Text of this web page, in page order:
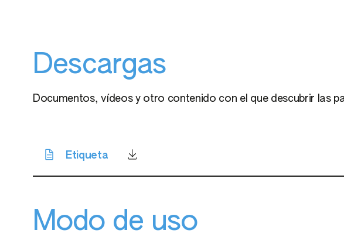
Descargas
Documentos, vídeos y otro contenido con el que descubrir las
Etiqueta
Modo de uso